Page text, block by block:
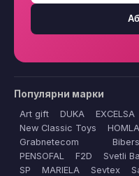
Популярни марки
Art gift DUKA EXCELSA
New Classic Toys
HOMLA
Grabnetecom
PENSOFAL
F2D Svetli
SP
MARIELA Sevtex